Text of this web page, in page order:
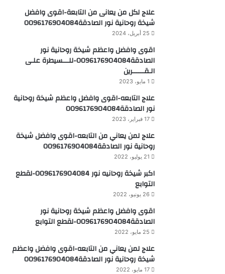
علاج لكل من يعانى من التابعة-اقوى وافضل
شيخة روحانية نور الصادقة0096176904084
25 أبريل، 2024
اقوى وافضل واعظم شيخة روحانية نور
الصادقة0096176904084-للـــسيطرة علـى
الـقــــــرين
1 مايو، 2023
علاج التابعه-اقوى وافضل واعظم شيخة روحانية
نور الصادقة0096176904084
17 فبراير، 2023
علاج لمن يعاني من التابعه-اقوى وافضل شيخة
روحانية نور الصادقة0096176904084
21 يوليو، 2022
اكبر شيخة روحانيه نور 0096176904084-لقطع
التوابع
26 يونيو، 2022
اقوى وافضل واعظم شيخة روحانية نور
الصادقة0096176904084-لقطع التوابع
25 مايو، 2022
علاج لمن يعاني من التابعه-اقوى وافضل واعظم
شيخة روحانية نور الصادقة0096176904084
17 مايو، 2022